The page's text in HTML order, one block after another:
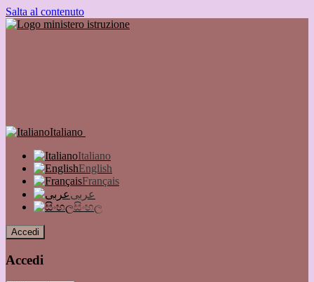
Salta al contenuto
Italiano
Italiano
English
Français
عربى
සිංහල
Accedi
Accedi